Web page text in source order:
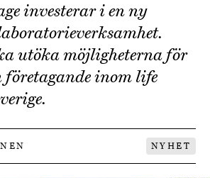
investerar i en ny
utöka möjligheterna för
företagande inom life
NYHET